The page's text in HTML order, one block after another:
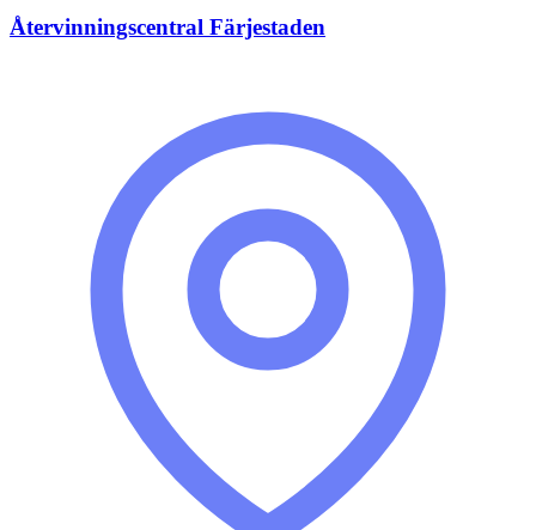
Återvinningscentral Färjestaden